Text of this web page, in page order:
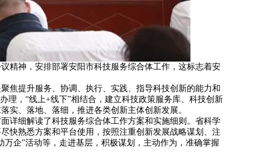
神，安排部署安阳市科技服务综合体工作，这标志着安
提升服务、协调、执行、实践、指导科技创新的能力和
理，“线上+线下”相结合，建立科技政策服务库、科技创新
实、落地、落细，推进各类创新主体创新发展。
细解读了科技服务综合体工作方案和实施细则。省科学
快熟悉方案和平台使用，按照注重创新发展战略谋划、注
企"活动等，走进基层，积极谋划，主动作为，准确掌握